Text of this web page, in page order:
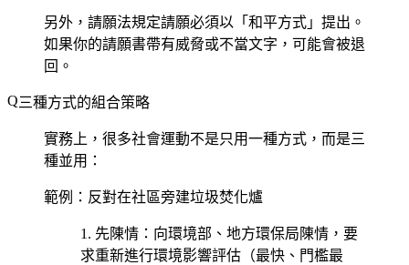
另外，請願法規定請願必須以「和平方式」提出。
如果你的請願書帶有威脅或不當文字，可能會被退
回。
三種方式的組合策略
實務上，很多社會運動不是只用一種方式，而是三
種並用：
範例：反對在社區旁建垃圾焚化爐
先陳情 ：向環境部、地方環保局陳情，要
求重新進行環境影響評估（最快、門檻最